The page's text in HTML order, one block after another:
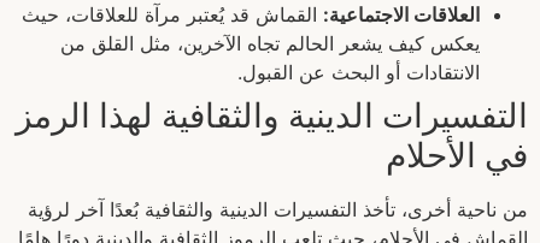
العلاقات الاجتماعية: القماش قد يُعتبر مرآة للعلاقات، حيث
يعكس كيف يشعر الحالم تجاه الآخرين، مثل القلق من
الانتقادات أو البحث عن القبول.
التفسيرات الدينية والثقافية لهذا الرمز
في الأحلام
من ناحية أخرى، تأخذ التفسيرات الدينية والثقافية بُعدًا آخر لرؤية